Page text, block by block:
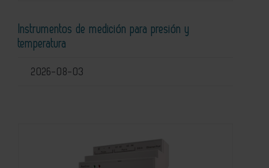
Instrumentos de medición para presión y
temperatura
2026-08-03